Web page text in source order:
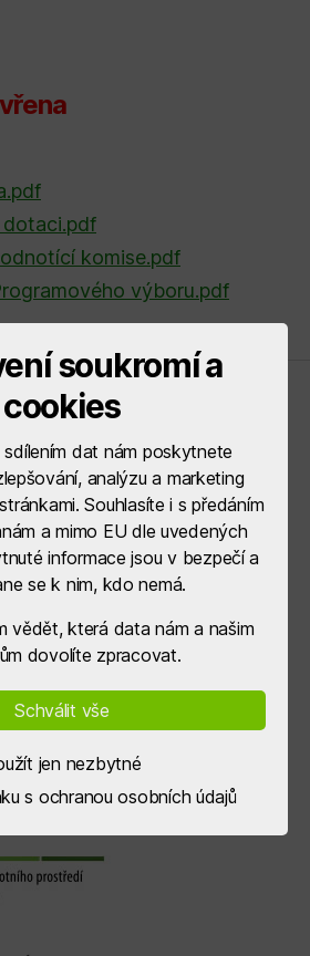
komise.pdf
výboru.pdf
soukromí a
cookies
sdílením dat nám poskytnete
analýzu a marketing
Souhlasíte i s předáním
a mimo EU dle uvedených
informace jsou v bezpečí a
se k nim, kdo nemá.
vědět, která data nám a našim
dovolíte zpracovat.
Schválit vše
jen nezbytné
s ochranou osobních údajů